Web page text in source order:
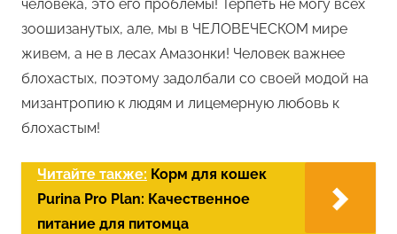
человека, это его проблемы! Терпеть не могу всех
зоошизанутых, але, мы в ЧЕЛОВЕЧЕСКОМ мире
живем, а не в лесах Амазонки! Человек важнее
блохастых, поэтому задолбали со своей модой на
мизантропию к людям и лицемерную любовь к
блохастым!
Читайте также: Корм для кошек
Purina Pro Plan: Качественное
питание для питомца